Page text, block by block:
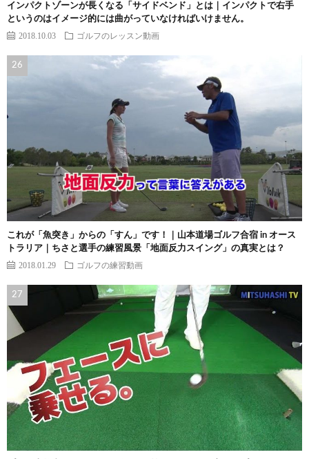
インパクトゾーンが長くなる「サイドベンド」とは｜インパクトで右手
というのはイメージ的には曲がっていなければいけません。
2018.10.03 ゴルフのレッスン動画
これが「魚突き」からの「すん」です！｜山本道場ゴルフ合宿 in オース
トラリア｜ちさと選手の練習風景「地面反力スイング」の真実とは？
2018.01.29 ゴルフの練習動画